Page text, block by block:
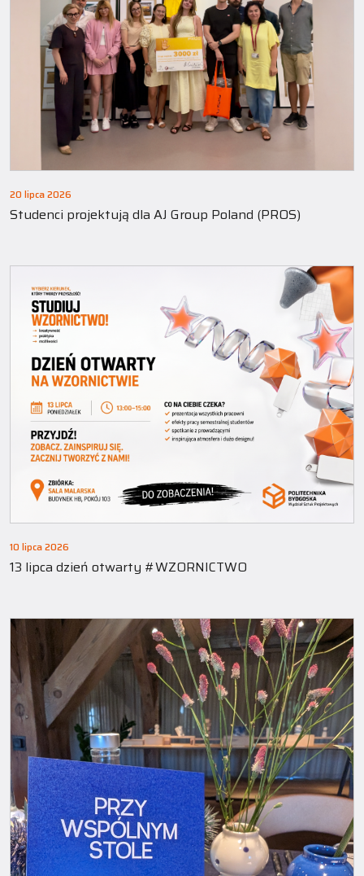
20 lipca 2026
Studenci projektują dla AJ Group Poland (PROS)
10 lipca 2026
13 lipca dzień otwarty #WZORNICTWO